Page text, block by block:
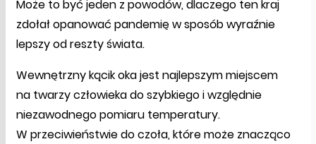
Może to być jeden z powodów, dlaczego ten kraj
zdołał opanować pandemię w sposób wyraźnie
lepszy od reszty świata.
Wewnętrzny kącik oka jest najlepszym miejscem
na twarzy człowieka do szybkiego i względnie
niezawodnego pomiaru temperatury.
W przeciwieństwie do czoła, które może znacząco